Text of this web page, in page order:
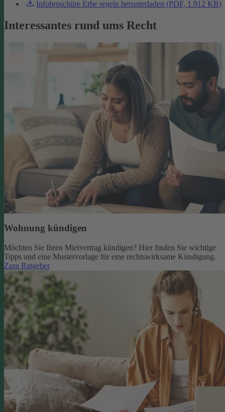
Infobroschüre Erbe regeln herunterladen (PDF, 1.912 KB)
Interessantes rund ums Recht
Wohnung kündigen
Möchten Sie Ihren Mietvertrag kündigen? Hier finden Sie wichtige
Tipps und eine Mustervorlage für eine rechtswirksame Kündigung.
Zum Ratgeber